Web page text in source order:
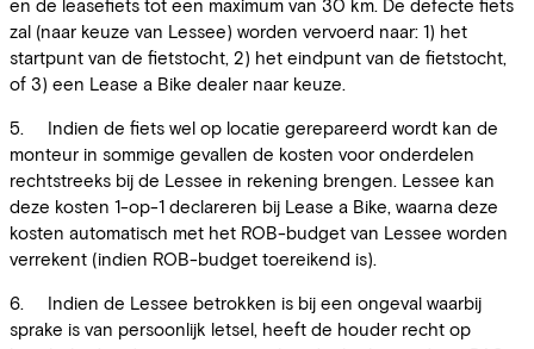
en de leasefiets tot een maximum van 30 km. De defecte fiets
zal (naar keuze van Lessee) worden vervoerd naar: 1) het
startpunt van de fietstocht, 2) het eindpunt van de fietstocht,
of 3) een Lease a Bike dealer naar keuze.
5. Indien de fiets wel op locatie gerepareerd wordt kan de
monteur in sommige gevallen de kosten voor onderdelen
rechtstreeks bij de Lessee in rekening brengen. Lessee kan
deze kosten 1-op-1 declareren bij Lease a Bike, waarna deze
kosten automatisch met het ROB-budget van Lessee worden
verrekent (indien ROB-budget toereikend is).
6. Indien de Lessee betrokken is bij een ongeval waarbij
sprake is van persoonlijk letsel, heeft de houder recht op